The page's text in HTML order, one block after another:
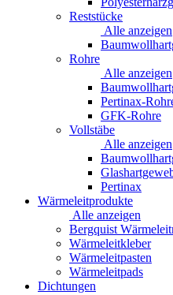
Reststücke
Alle anzeigen
Rohre
Alle anzeigen
Pertinax-
GFK-Rohre
Vollstäbe
Alle anzeigen
Pertinax
Wärmeleitprodukte
Alle anzeigen
Bergquist
Wärmeleitkleber
Wärmeleitpasten
Wärmeleitpads
Dichtungen